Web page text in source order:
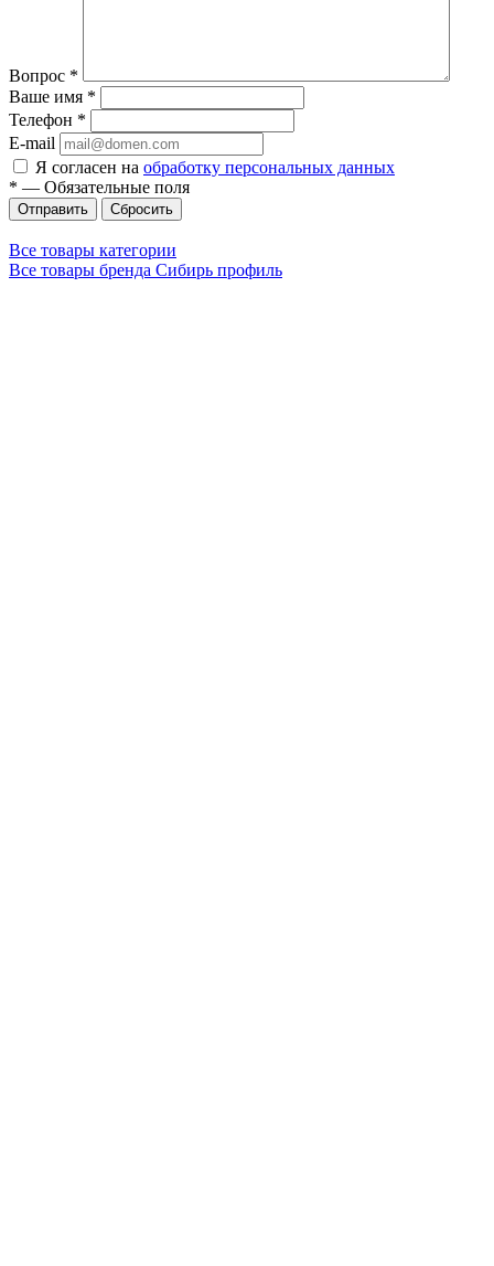
Вопрос *
Ваше имя *
Телефон *
E-mail
Я согласен на обработку персональных данных
* — Обязательные поля
Сбросить
Все товары категории
Все товары бренда Сибирь профиль